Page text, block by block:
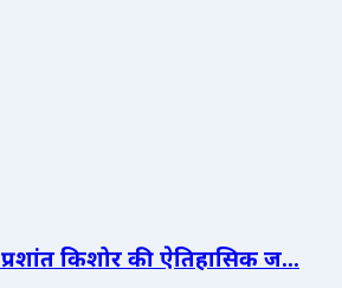
किशोर की ऐतिहासिक ज...